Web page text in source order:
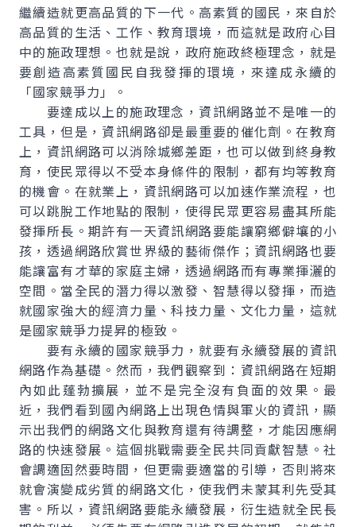
繼續造就更高品質的下一代。高素質的國民，來自於
高品質的生活、工作、教育環境，而這就是政府心目
中的施政理想。也就是說，政府施政終極理念，就是
要創造高素質國民自我發揮的環境，來達成永續的
「國家競爭力」。
要達成以上的施政理念，資訊網路並不是唯一的
工具，但是，資訊網路卻是最重要的催化劑。在教育
上，資訊網路可以消除城鄉差距，也可以做到終身教
育，使民眾得以不受本身條件的限制，都有均等教育
的機會。在就業上，資訊網路可以加速作業流程，也
可以跳脫工作地點的限制，使得民眾更容易盡其所能
發揮所長。期許有一天資訊網路要能讓窮鄉僻壤的小
孩，透過網路欣賞世界級的藝術傑作；資訊網路也要
能讓富有才華的家庭主婦，透過網路而有專業揮灑的
空間。當全民的潛力得以激發、智慧得以發揮，而造
就國家強大的經濟力量、科技力量、文化力量，這就
是國家競爭力提昇的極致。
要有永續的國家競爭力，就要有永續發展的資訊
網路作為基礎。然而，我們觀察到：資訊網路在短期
內如此蓬勃擴展，並不是完全沒有負面的效果。最
近，我們看到國內網路上出現色情與軍火的資訊，顯
示出我們的網路文化與教育還有待調整，才能因應網
路的快速發展。這個挑戰需要全民共同貢獻智慧。社
會調適固然要時間，但更需要適當的引導，否則將來
就會演變成劣質的網路文化，使我們未蒙其利先受其
害。所以，資訊網路要能永續發展，衍生造就全民長